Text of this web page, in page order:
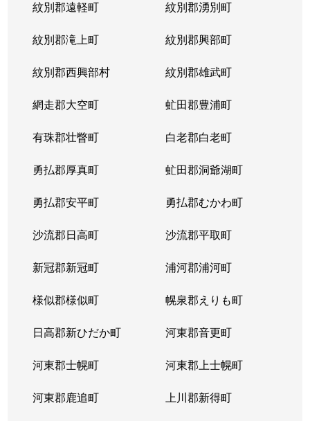
紋別郡遠軽町 紋別郡湧別町
紋別郡滝上町 紋別郡興部町
紋別郡西興部村 紋別郡雄武町
網走郡大空町 虻田郡豊浦町
有珠郡壮瞥町 白老郡白老町
勇払郡厚真町 虻田郡洞爺湖町
勇払郡安平町 勇払郡むかわ町
沙流郡日高町 沙流郡平取町
新冠郡新冠町 浦河郡浦河町
様似郡様似町 幌泉郡えりも町
日高郡新ひだか町 河東郡音更町
河東郡士幌町 河東郡上士幌町
河東郡鹿追町 上川郡新得町